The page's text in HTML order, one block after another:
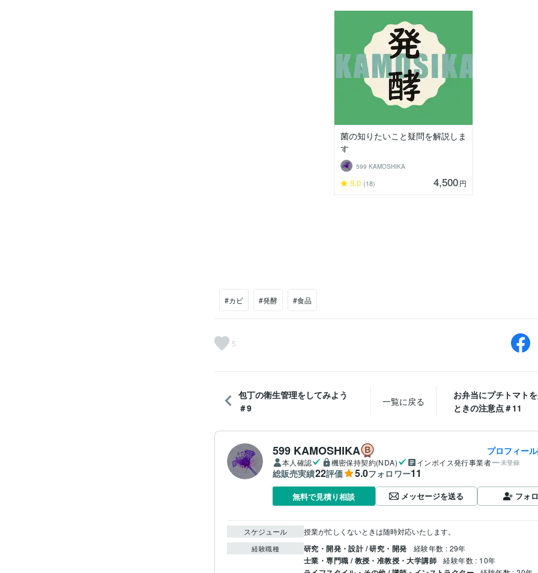
菌の知りたいこと疑問を解説しま
す
599 KAMOSHIKA
5.0 (18) 4,500円
#カビ #発酵 #食品
5
包丁の衛生管理をしてみよう
＃9
一覧に戻る
お弁当にプチトマト
ときの注意点＃11
599 KAMOSHIKA プロフィー
本人確認 機密保持契約(NDA) インボイス発行事業者 未登録
総販売実績22評価 5.0フォロワー11
無料で見積り相談 メッセージを送る フォ
スケジュール 授業が忙しくないときは随時対応いたします。
経験職種 研究・開発・設計 / 研究・開発 経験年数 : 29年
士業・専門職 / 教授・准教授・大学講師 経験年数 : 10年